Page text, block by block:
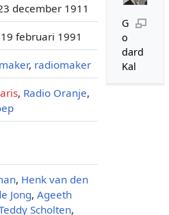
G
o
dard
Kal
december 1911
februari 1991
, radiomaker
, Radio Oranje,
, Henk van den
Jong, Ageeth
Scholten,